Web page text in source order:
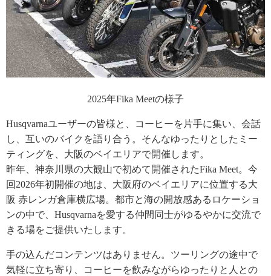
2025年Fika Meetの様子
Husqvarnaユーザーの皆様と、コーヒーを片手に集い、会話
し、互いのバイクを語り合う。そんなゆったりとしたミー
ティングを、大阪のベイエリアで開催します。
昨年、神奈川県の大観山で初めて開催されたFika Meet。今
回2026年初開催の地は、大阪府のベイエリアに位置する大
阪 赤レンガ倉庫横広場。都市と海の開放感あるロケーショ
ンの中で、Husqvarnaを愛する仲間同士がゆるやかに交流で
きる場をご提供いたします。
手の込んだコンテンツはありません。ツーリングの途中で
気軽に立ち寄り、コーヒーを飲みながらゆったりと人との